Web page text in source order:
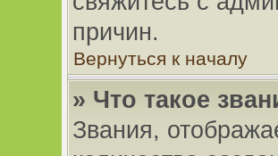
причин.
Вернуться к началу
» Что такое
Звания,